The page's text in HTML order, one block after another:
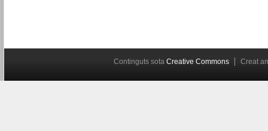
Continguts sota Creative Commons Creat